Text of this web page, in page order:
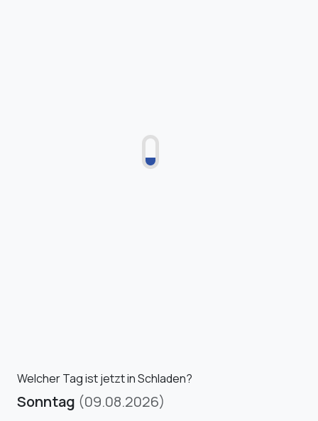
Welcher Tag ist jetzt in Schladen?
Sonntag (09.08.2026)